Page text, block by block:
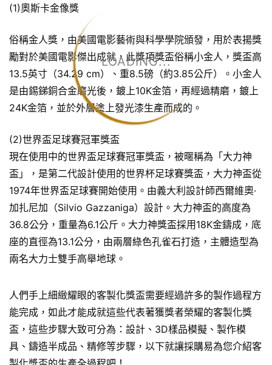
LOADING...
(1)奧斯卡金像獎
俗稱金人獎，由美國電影藝術與科學學院頒發，用於表揚獎
勵對於美國電影傑出成就，此獎項獎盃俗稱小金人，獎盃高
13.5英寸（34.29 cm）、重8.5磅（約3.85公斤）。小金人
是由錫銻銅合金磨光後，鍍上10K金箔，再經過精磨，鍍上
24K金箔，並於外層塗上發光漆生產而成的。
(2)世界盃足球賽冠軍獎盃
現在使用中的世界盃足球賽冠軍獎盃，被暱稱為「大力神
盃」，是第二代設計使用的世界杯足球賽獎盃，大力神盃從
1974年世界盃足球賽開始使用。由義大利設計師西爾維奧·
加扎尼加（Silvio Gazzaniga）設計。大力神盃的高度為
36.8公分，重量為6.1公斤。大力神獎盃採用18K金鑄成，底
座的直徑為13.1公分，由兩層綠色孔雀石打造，主體造型為
兩名大力士雙手高舉地球。
人們手上細緻耀眼的客製化獎盃需要經過許多的製作過程方
能完成，如此才能成就這些代表著獲獎者榮耀的客製化獎
盃，這些步驟大致可分為：設計、3D樣品模擬、製作模
具、鑄造半成品、精修等步驟，以下就讓採購易為您介紹客